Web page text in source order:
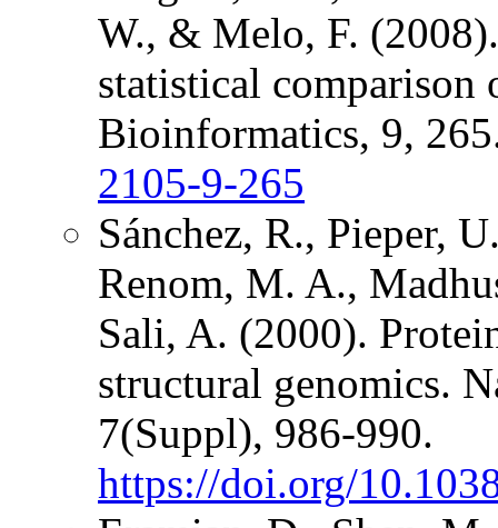
W., & Melo, F.
statistical
Bioinformatics, 9,
2105-9-265
Sánchez, R., Pieper,
Renom, M. A.,
Sali, A. (2000).
structural genomics.
7(Suppl), 986-990.
https://doi.org/